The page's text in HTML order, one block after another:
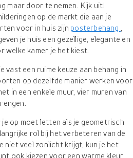
maar door te nemen. Kijk uit!
op de markt die aan je
voor in huis zijn posterbehang
je huis een gezellige, elegante en
welke kamer je het kiest.
vast een ruime keuze aan behang in
op dezelfde manier werken voor
in een enkele muur, vier muren van
op moet letten als je geometrisch
rol bij het verbeteren van de
niet veel zonlicht krijgt, kun je het
ook kiezen voor een warme kleur